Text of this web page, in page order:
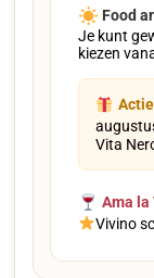
Food
Je kunt
kiezen
Vita
Ama la
Vivino